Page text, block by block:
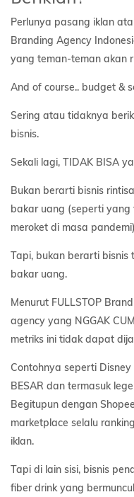
Perlunya pasang iklan
Branding Agency
yang teman-teman akan
And of course.. budget &
Sering atau tidaknya
bisnis.
Sekali lagi, TIDAK BISA
Bukan berarti bisnis
bakar uang (seperti
meroket di masa
Tapi, bukan berarti
bakar uang.
Menurut FULLSTOP
agency yang NGGAK
metriks ini tidak dapat
Contohnya seperti
BESAR dan termasuk
Begitupun dengan
marketplace selalu
iklan.
Tapi di lain sisi, bisnis
fiber drink yang